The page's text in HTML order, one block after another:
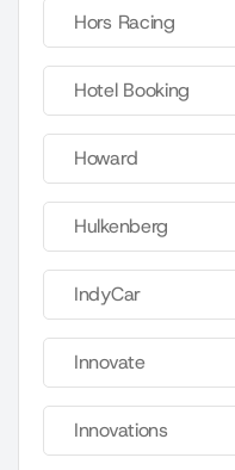
Hors Racing
Hotel Booking
Howard
Hulkenberg
IndyCar
Innovate
Innovations